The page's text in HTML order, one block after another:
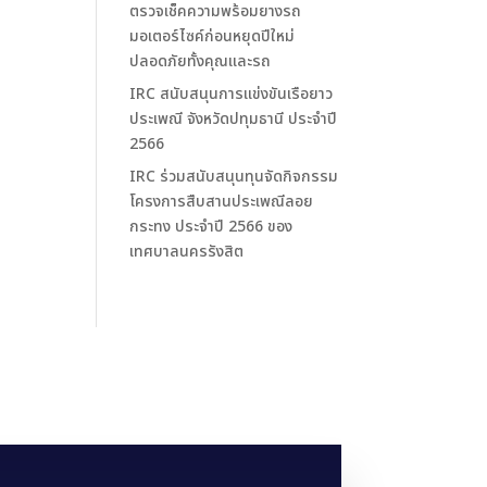
ตรวจเช็คความพร้อมยางรถ
มอเตอร์ไซค์ก่อนหยุดปีใหม่
ปลอดภัยทั้งคุณและรถ
IRC สนับสนุนการแข่งขันเรือยาว
ประเพณี จังหวัดปทุมธานี ประจำปี
2566
IRC ร่วมสนับสนุนทุนจัดกิจกรรม
โครงการสืบสานประเพณีลอย
กระทง ประจำปี 2566 ของ
เทศบาลนครรังสิต